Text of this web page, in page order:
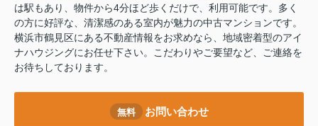
は駅もあり、物件から4分ほど歩くだけで、利用可能です。多く
の方に好評な、清潔感のある室内が魅力の中古マンションです。
横浜市鶴見区にある不動産情報をお求めなら、地域密着型のアイ
ナハウジングにお任せ下さい。こだわりやご要望など、ご連絡を
お待ちしております。
無料 お問い合わせ